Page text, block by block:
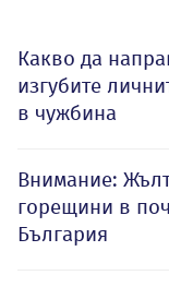
Какво да
изгубите
в чужбина
Внимание:
горещини в
България